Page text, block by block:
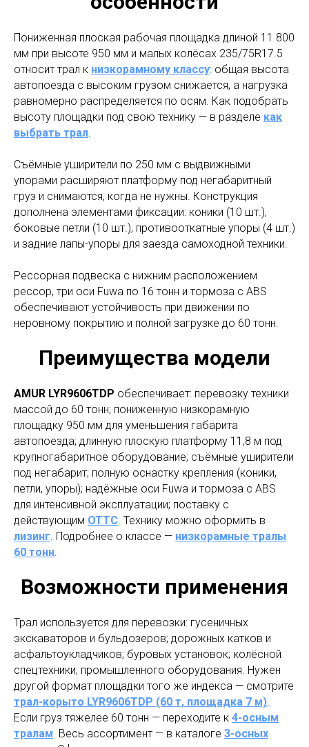
Пониженная плоская рабочая площадка длиной 11 800
мм при высоте 950 мм и малых колёсах 235/75R17.5
относит трал к низкорамному классу: общая высота
автопоезда с высоким грузом снижается, а нагрузка
равномерно распределяется по осям. Как подобрать
высоту площадки под свою технику — в разделе как
выбрать трал
Съёмные уширители по 250 мм с выдвижными
упорами расширяют платформу под негабаритный
груз и снимаются, когда не нужны. Конструкция
дополнена элементами фиксации: коники (10 шт.),
боковые петли (10 шт.), противооткатные упоры (4 шт.)
и задние лапы-упоры для заезда самоходной техники.
Рессорная подвеска с нижним расположением
рессор, три оси Fuwa по 16 тонн и тормоза с ABS
обеспечивают устойчивость при движении по
неровному покрытию и полной загрузке до 60 тонн.
Преимущества модели
AMUR LYR9606TDP обеспечивает: перевозку техники
массой до 60 тонн; пониженную низкорамную
площадку 950 мм для уменьшения габарита
автопоезда; длинную плоскую платформу 11,8 м под
крупногабаритное оборудование; съёмные уширители
под негабарит; полную оснастку крепления (коники,
петли, упоры); надёжные оси Fuwa и тормоза с ABS
для интенсивной эксплуатации; поставку с
действующим ОТТС . Технику можно оформить в
лизинг . Подробнее о классе — низкорамные тралы
60 тонн
Возможности применения
Трал используется для перевозки: гусеничных
экскаваторов и бульдозеров; дорожных катков и
асфальтоукладчиков; буровых установок; колёсной
спецтехники; промышленного оборудования. Нужен
другой формат площадки того же индекса — смотрите
трал-корыто LYR9606TDP (60 т, площадка 7 м)
Если груз тяжелее 60 тонн — переходите к 4-осным
тралам . Весь ассортимент — в каталоге 3-осных